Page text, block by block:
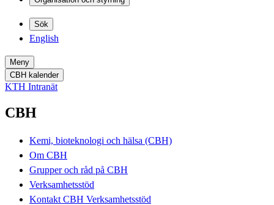
Sök
English
Meny
CBH kalender
KTH Intranät
CBH
Kemi, bioteknologi och hälsa (CBH)
Om CBH
Grupper och råd på CBH
Verksamhetsstöd
Kontakt CBH Verksamhetsstöd